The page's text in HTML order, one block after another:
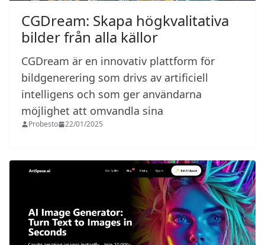
CGDream: Skapa högkvalitativa
bilder från alla källor
CGDream är en innovativ plattform för
bildgenerering som drivs av artificiell
intelligens och som ger användarna
möjlighet att omvandla sina
Probesto 22/01/2025